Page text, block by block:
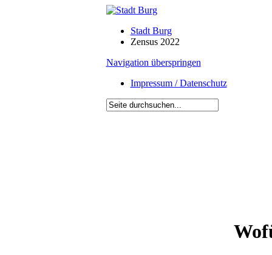
Stadt Burg
Zensus 2022
Navigation überspringen
Impressum / Datenschutz